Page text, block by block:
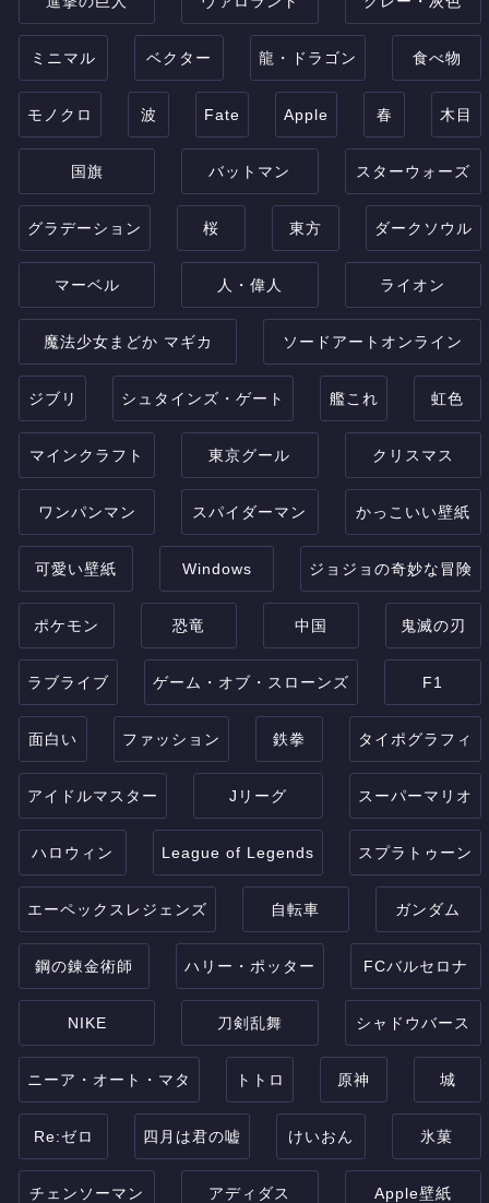
ミニマル ベクター 龍・ドラゴン 食べ物
モノクロ 波 Fate Apple 春 木目
国旗 バットマン スターウォーズ
グラデーション 桜 東方 ダークソウル
マーベル 人・偉人 ライオン
魔法少女まどか マギカ ソードアートオンライン
ジブリ シュタインズ・ゲート 艦これ 虹色
マインクラフト 東京グール クリスマス
ワンパンマン スパイダーマン かっこいい壁紙
可愛い壁紙 Windows ジョジョの奇妙な冒険
ポケモン 恐竜 中国 鬼滅の刃
ラブライブ ゲーム・オブ・スローンズ F1
面白い ファッション 鉄拳 タイポグラフィ
アイドルマスター Jリーグ スーパーマリオ
ハロウィン League of Legends スプラトゥーン
エーペックスレジェンズ 自転車 ガンダム
鋼の錬金術師 ハリー・ポッター FCバルセロナ
NIKE 刀剣乱舞 シャドウバース
ニーア・オート・マタ トトロ 原神 城
Re:ゼロ 四月は君の嘘 けいおん 氷菓
チェンソーマン アディダス Apple壁紙